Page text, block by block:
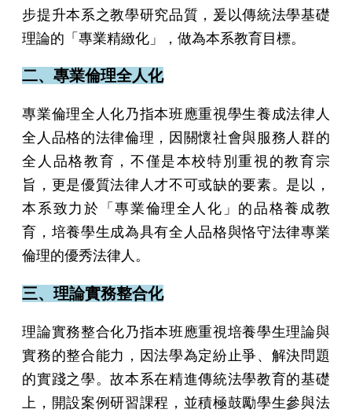
步提升本系之教學研究品質，爰以傳統法學基礎
理論的「專業精緻化」，做為本系教育目標。
二、專業倫理全人化
專業倫理全人化乃指本班應重視學生養成法律人
全人品格的法律倫理，因關懷社會與服務人群的
全人品格教育，不僅是本校特別重視的教育宗
旨，更是優質法律人才不可或缺的要素。是以，
本系致力於「專業倫理全人化」的品格養成教
育，培養學生成為具有全人品格與恪守法律專業
倫理的優秀法律人。
三、理論實務整合化
理論實務整合化乃指本班應重視培養學生理論與
實務的整合能力，因法學為定紛止爭、解決問題
的實踐之學。故本系在精進傳統法學教育的基礎
上，開設案例研習課程，並積極鼓勵學生參與法